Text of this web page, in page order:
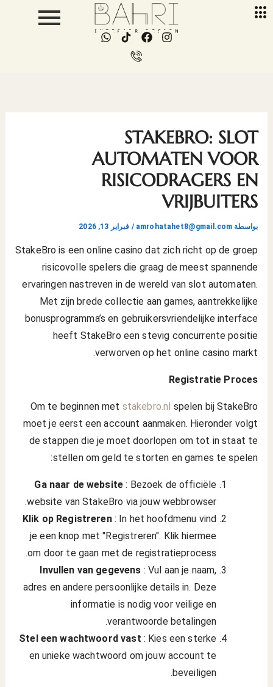
تخطي
I
n
F
a
c
W
h
I
o
e
-
c
a
l
l
STAKEBRO: SLOT
AUTOMATEN VOOR
RISICODRAGERS EN
VRIJBUITERS
بواسطة amrohatahet8@gmail.com
/ فبراير 13, 2026
StakeBro is een online casino dat zich richt op de groep
risicovolle spelers die graag de meest spannende
ervaringen nastreven in de wereld van slot automaten.
Met zijn brede collectie aan games, aantrekkelijke
bonusprogramma’s en gebruikersvriendelijke interface
heeft StakeBro een stevig concurrente positie
verworven op het online casino markt.
Registratie Proces
Om te beginnen met stakebro.nl spelen bij StakeBro
moet je eerst een account aanmaken. Hieronder volgt
de stappen die je moet doorlopen om tot in staat te
stellen om geld te storten en games te spelen:
Ga naar de website: Bezoek de officiële
website van StakeBro via jouw webbrowser.
Klik op Registreren : In het hoofdmenu vind
je een knop met "Registreren". Klik hiermee
om door te gaan met de registratieprocess.
Invullen van gegevens : Vul aan je naam,
adres en andere persoonlijke details in. Deze
informatie is nodig voor veilige en
verantwoorde betalingen.
Stel een wachtwoord vast : Kies een sterke
en unieke wachtwoord om jouw account te
beveiligen.